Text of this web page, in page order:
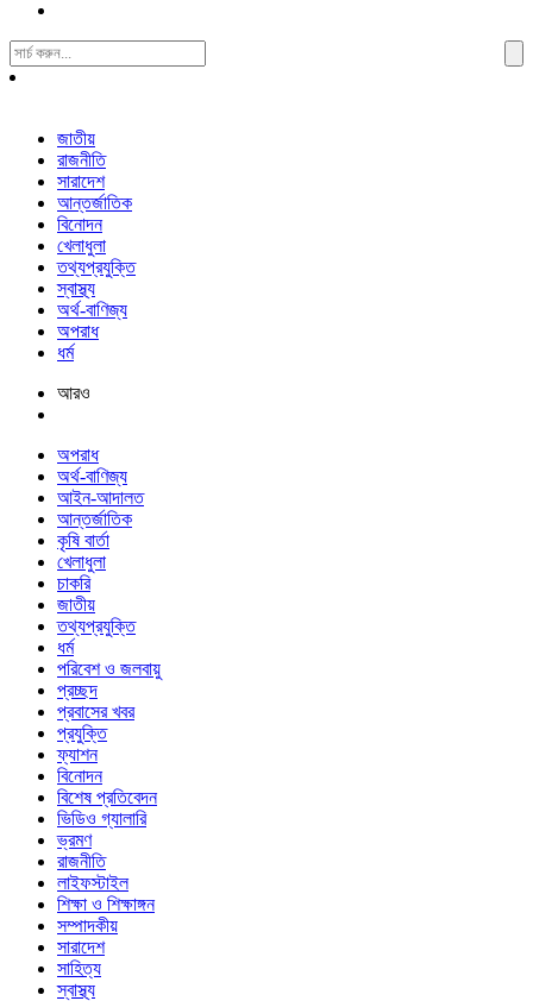
Search
For:
জাতীয়
রাজনীতি
সারাদেশ
আন্তর্জাতিক
বিনোদন
খেলাধুলা
তথ্যপ্রযুক্তি
স্বাস্থ্য
অর্থ-বাণিজ্য
অপরাধ
ধর্ম
আরও
অপরাধ
অর্থ-বাণিজ্য
আইন-আদালত
আন্তর্জাতিক
কৃষি বার্তা
খেলাধুলা
চাকরি
জাতীয়
তথ্যপ্রযুক্তি
ধর্ম
পরিবেশ ও জলবায়ু
প্রচ্ছদ
প্রবাসের খবর
প্রযুক্তি
ফ্যাশন
বিনোদন
বিশেষ প্রতিবেদন
ভিডিও গ্যালারি
ভ্রমণ
রাজনীতি
লাইফস্টাইল
শিক্ষা ও শিক্ষাঙ্গন
সম্পাদকীয়
সারাদেশ
সাহিত্য
স্বাস্থ্য